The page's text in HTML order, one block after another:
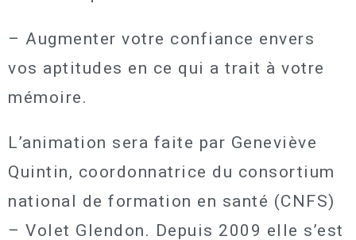
– Augmenter votre confiance envers
vos aptitudes en ce qui a trait à votre
mémoire.
L’animation sera faite par Geneviève
Quintin, coordonnatrice du consortium
national de formation en santé (CNFS)
– Volet Glendon. Depuis 2009 elle s’est